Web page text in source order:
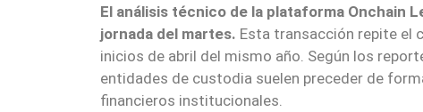
El análisis técnico de la plataforma Onchain
jornada del martes. Esta transacción repite el
inicios de abril del mismo año. Según los
entidades de custodia suelen preceder de
financieros institucionales.